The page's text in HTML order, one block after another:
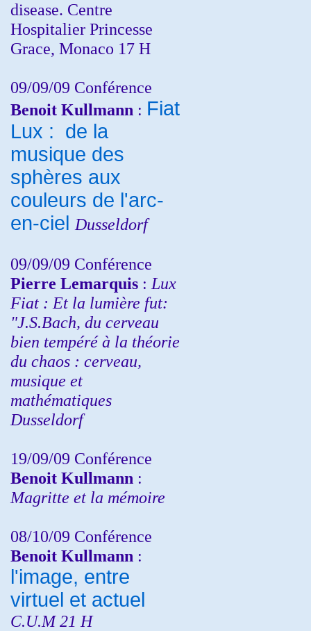
disease. Centre
Hospitalier Princesse
Grace, Monaco 17 H
09/09/09 Conférence
Benoit Kullmann : Fiat
Lux : de la
musique des
sphères aux
couleurs de l'arc-
en-ciel Dusseldorf
09/09/09 Conférence
Pierre Lemarquis : Lux
Fiat : Et la lumière fut:
"J.S.Bach, du cerveau
bien tempéré à la théorie
du chaos : cerveau,
musique et
mathématiques
Dusseldorf
19/09/09 Conférence
Benoit Kullmann :
Magritte et la mémoire
08/10/09 Conférence
Benoit Kullmann :
l'image, entre
virtuel et actuel
C.U.M 21 H